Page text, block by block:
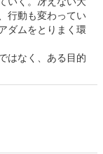
行動も変わってい
ダムをとりまく環
はなく、ある目的